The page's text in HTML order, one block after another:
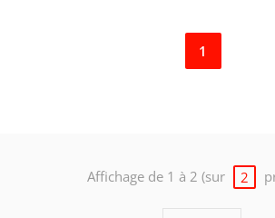
1
Affichage de 1 à 2 (sur 2